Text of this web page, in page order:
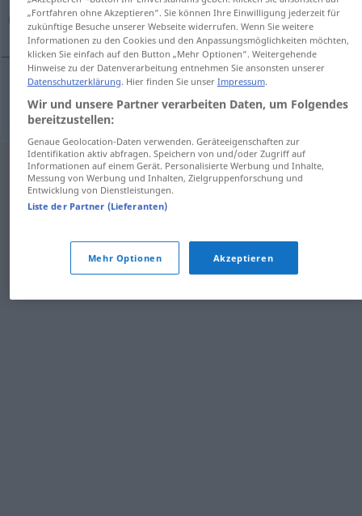
الخمسون
الخمسون[al-] fünfzigste(r)
„Fortfahren ohne Akzeptieren“. Sie können Ihre Einwilligung jederzeit für
zukünftige Besuche unserer Webseite widerrufen. Wenn Sie weitere
Informationen zu den Cookies und den Anpassungsmöglichkeiten möchten,
klicken Sie einfach auf den Button „Mehr Optionen“. Weitergehende
Hinweise zu der Datenverarbeitung entnehmen Sie ansonsten unserer
Datenschutzerklärung. Hier finden Sie unser Impressum.
Wir und unsere Partner verarbeiten Daten, um Folgendes
bereitzustellen:
Genaue Geolocation-Daten verwenden. Geräteeigenschaften zur
Identifikation aktiv abfragen. Speichern von und/oder Zugriff auf
Informationen auf einem Gerät. Personalisierte Werbung und Inhalte,
Messung von Werbung und Inhalten, Zielgruppenforschung und
Entwicklung von Dienstleistungen.
Liste der Partner (Lieferanten)
Mehr Optionen Akzeptieren